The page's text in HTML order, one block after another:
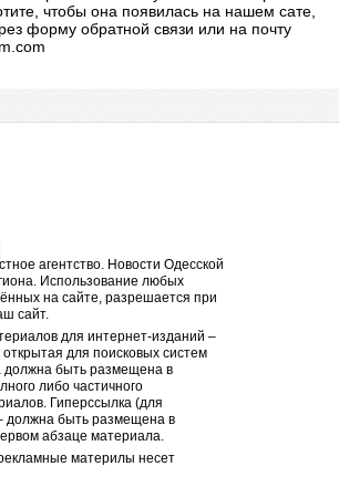
чтобы она появилась на нашем сате,
форму обратной связи или на почту
агентство. Новости Одесской
Использование любых
на сайте, разрешается при
сайт.
для интернет-изданий –
для поисковых систем
должна быть размещена в
либо частичного
Гиперссылка (для
должна быть размещена в
абзаце материала.
материлы несет